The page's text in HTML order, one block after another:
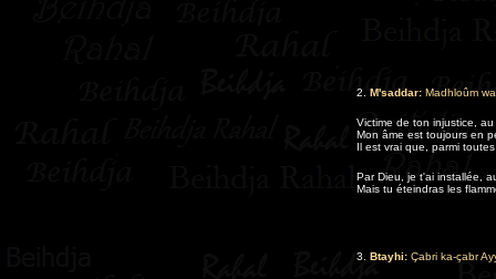
2. M'saddar: Madhloûm
Victime de ton injustice,
Mon âme est toujours en
Il est vrai que, parmi
Par Dieu, je t'ai installée,
Mais tu éteindras les
3. Btayhi: Çabri ka-çabr